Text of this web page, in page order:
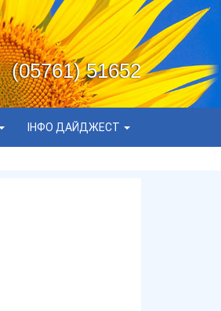
(05761) 51652
ІНФО ДАЙДЖЕСТ